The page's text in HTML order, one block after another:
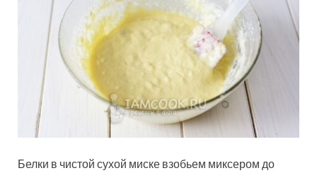
Белки в чистой сухой миске взобьем миксером до